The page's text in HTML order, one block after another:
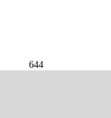
644